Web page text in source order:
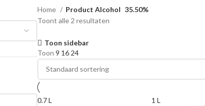
Home Product Alcohol 35.50%
Toont alle 2 resultaten
Toon sidebar
Toon 9 1624
0.7 L 1 L